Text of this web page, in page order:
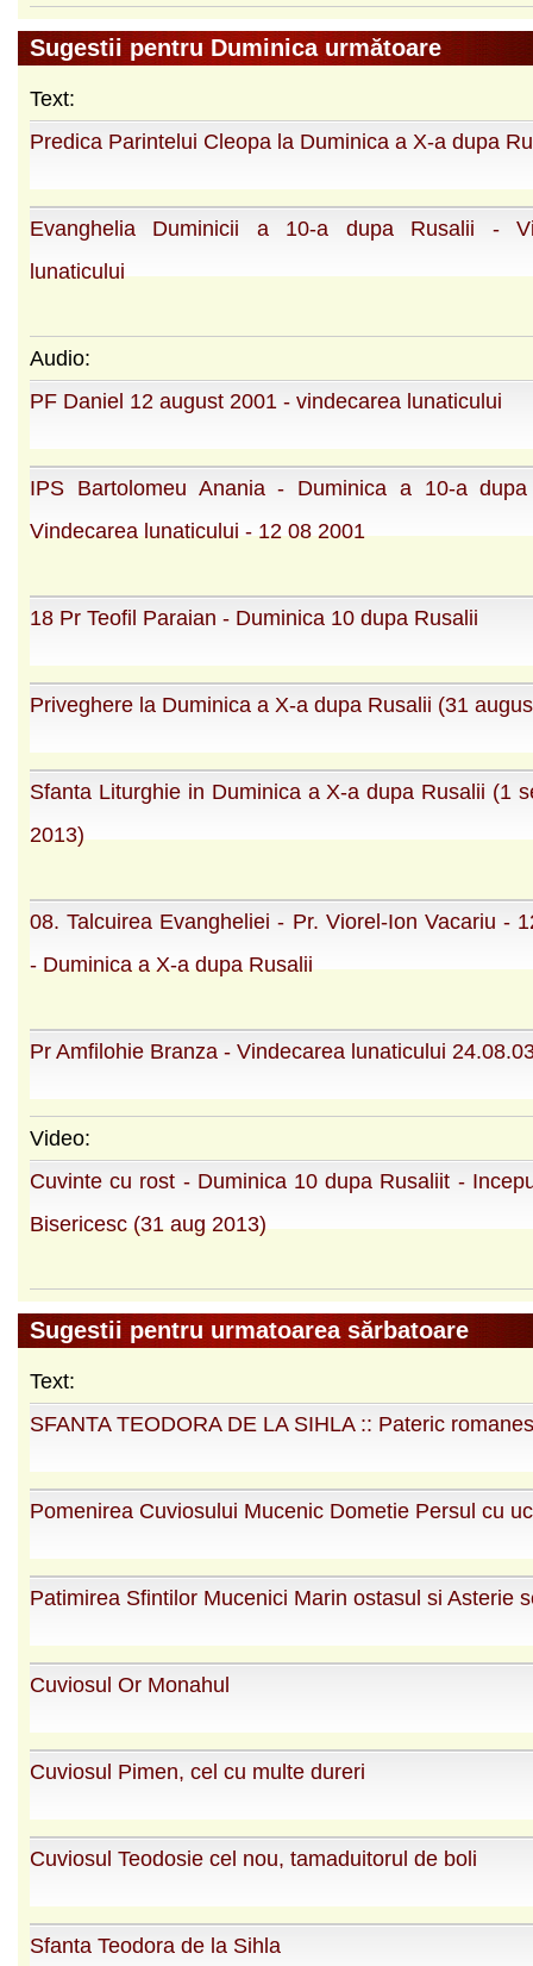
Sugestii pentru Duminica următoare
Text:
Predica Parintelui Cleopa la Duminica a X-a dupa
Evanghelia Duminicii a 10-a dupa Rusalii -
lunaticului
Audio:
PF Daniel 12 august 2001 - vindecarea lunaticului
IPS Bartolomeu Anania - Duminica a 10-a
Vindecarea lunaticului - 12 08 2001
18 Pr Teofil Paraian - Duminica 10 dupa Rusalii
Priveghere la Duminica a X-a dupa Rusalii (31
Sfanta Liturghie in Duminica a X-a dupa Rusalii (1
2013)
08. Talcuirea Evangheliei - Pr. Viorel-Ion Vacariu -
- Duminica a X-a dupa Rusalii
Pr Amfilohie Branza - Vindecarea lunaticului
Video:
Cuvinte cu rost - Duminica 10 dupa Rusaliit -
Bisericesc (31 aug 2013)
Sugestii pentru urmatoarea sărbatoare
Text:
SFANTA TEODORA DE LA SIHLA :: Pateric
Pomenirea Cuviosului Mucenic Dometie Persul cu
Patimirea Sfintilor Mucenici Marin ostasul si Asterie
Cuviosul Or Monahul
Cuviosul Pimen, cel cu multe dureri
Cuviosul Teodosie cel nou, tamaduitorul de boli
Sfanta Teodora de la Sihla